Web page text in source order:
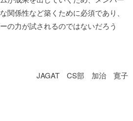
関係性など築くために必須であり、
の力が試されるのではないだろう
JAGAT CS部 加治 寛子